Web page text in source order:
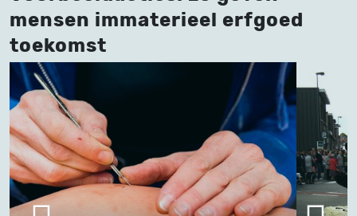
mensen immaterieel erfgoed
toekomst